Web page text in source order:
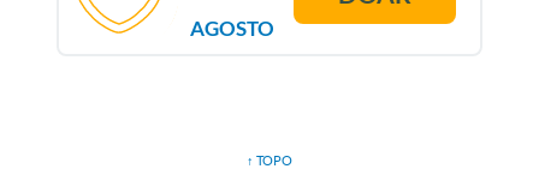
AGOSTO
↑ TOPO